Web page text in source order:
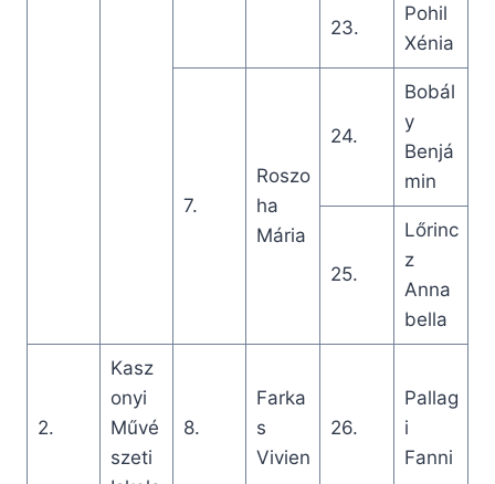
23.
Pohil
Xénia
7.
Roszo
ha
Mária
24.
Bobál
y
Benjá
min
25.
Lőrinc
z
Anna
bella
2.
Kasz
onyi
Művé
szeti
8.
Farka
s
Vivien
26.
Pallag
i
Fanni